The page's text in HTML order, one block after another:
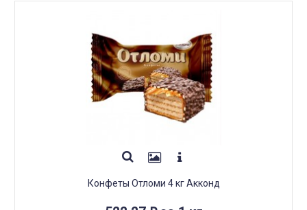
Конфеты Отломи 4 кг Акконд